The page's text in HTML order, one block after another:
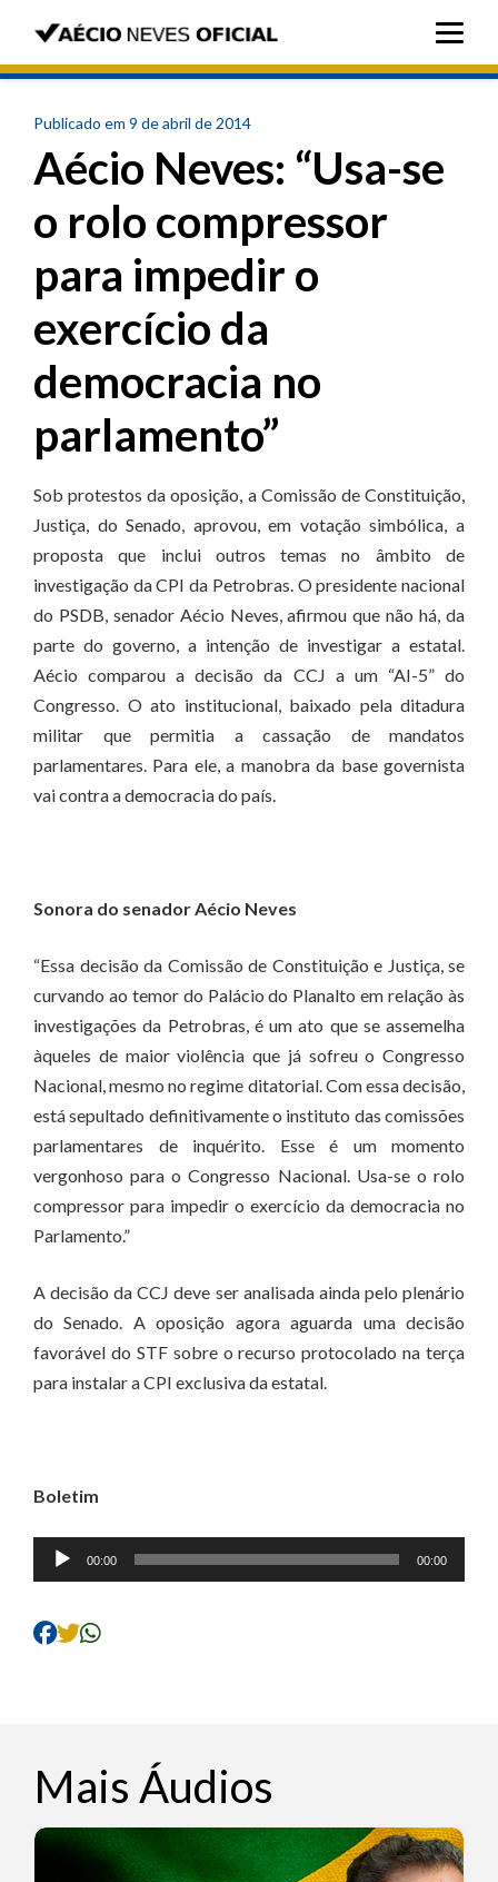
Publicado em 9 de abril de 2014
Aécio Neves: “Usa-se
o rolo compressor
para impedir o
exercício da
democracia no
parlamento”
Sob protestos da oposição, a Comissão de Constituição,
Justiça, do Senado, aprovou, em votação simbólica, a
proposta que inclui outros temas no âmbito de
investigação da CPI da Petrobras. O presidente nacional
do PSDB, senador Aécio Neves, afirmou que não há, da
parte do governo, a intenção de investigar a estatal.
Aécio comparou a decisão da CCJ a um “AI-5” do
Congresso. O ato institucional, baixado pela ditadura
militar que permitia a cassação de mandatos
parlamentares. Para ele, a manobra da base governista
vai contra a democracia do país.
Sonora do senador Aécio Neves
“Essa decisão da Comissão de Constituição e Justiça, se
curvando ao temor do Palácio do Planalto em relação às
investigações da Petrobras, é um ato que se assemelha
àqueles de maior violência que já sofreu o Congresso
Nacional, mesmo no regime ditatorial. Com essa decisão,
está sepultado definitivamente o instituto das comissões
parlamentares de inquérito. Esse é um momento
vergonhoso para o Congresso Nacional. Usa-se o rolo
compressor para impedir o exercício da democracia no
Parlamento.”
A decisão da CCJ deve ser analisada ainda pelo plenário
do Senado. A oposição agora aguarda uma decisão
favorável do STF sobre o recurso protocolado na terça
para instalar a CPI exclusiva da estatal.
Boletim
Tocador
de
00:00 00:00
Mais Áudios